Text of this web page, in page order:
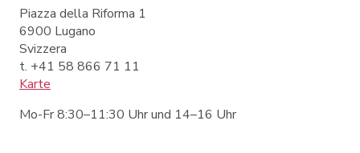
Piazza della Riforma 1
6900 Lugano
Svizzera
t. +41 58 866 71 11
Karte
Mo-Fr 8:30–11:30 Uhr und 14–16 Uhr